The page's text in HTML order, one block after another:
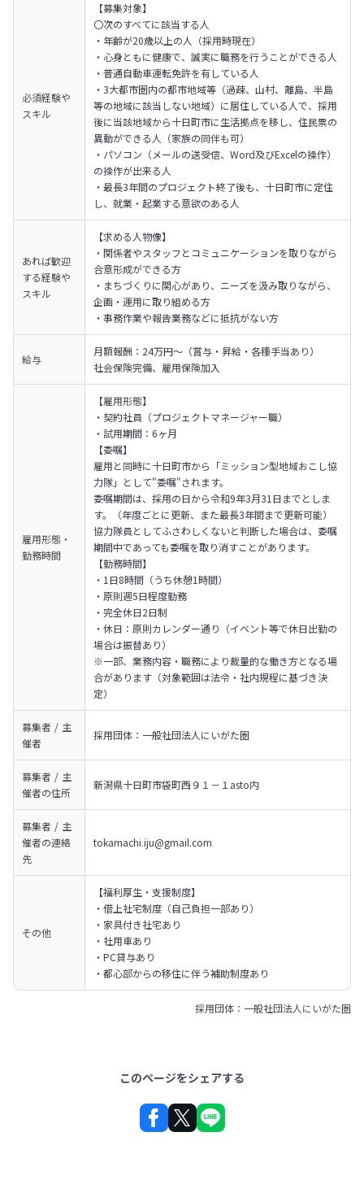
必須経験や
スキル
【募集対象】
〇次のすべてに該当する人
・年齢が20歳以上の人（採用時現在）
・心身ともに健康で、誠実に職務を行うことができる人
・普通自動車運転免許を有している人
・3大都市圏内の都市地域等（過疎、山村、離島、半島
等の地域に該当しない地域）に居住している人で、採用
後に当該地域から十日町市に生活拠点を移し、住民票の
異動ができる人（家族の同伴も可）
・パソコン（メールの送受信、Word及びExcelの操作）
の操作が出来る人
・最長3年間のプロジェクト終了後も、十日町市に定住
し、就業・起業する意欲のある人
あれば歓迎
する経験や
スキル
【求める人物像】
・関係者やスタッフとコミュニケーションを取りながら
合意形成ができる方
・まちづくりに関心があり、ニーズを汲み取りながら、
企画・運用に取り組める方
・事務作業や報告業務などに抵抗がない方
給与
月額報酬：24万円〜（賞与・昇給・各種手当あり）
社会保険完備、雇用保険加入
雇用形態・
勤務時間
【雇用形態】
・契約社員（プロジェクトマネージャー職）
・試用期間：6ヶ月
【委嘱】
雇用と同時に十日町市から「ミッション型地域おこし協
力隊」として"委嘱"されます。
委嘱期間は、採用の日から令和9年3月31日までとしま
す。（年度ごとに更新、また最長3年間まで更新可能）
協力隊員としてふさわしくないと判断した場合は、委嘱
期間中であっても委嘱を取り消すことがあります。
【勤務時間】
・1日8時間（うち休憩1時間）
・原則週5日程度勤務
・完全休日2日制
・休日：原則カレンダー通り（イベント等で休日出勤の
場合は振替あり）
※一部、業務内容・職務により裁量的な働き方となる場
合があります（対象範囲は法令・社内規程に基づき決
定）
募集者 / 主
催者
採用団体：一般社団法人にいがた圏
募集者 / 主
催者の住所
新潟県十日町市袋町西９１－１asto内
募集者 / 主
催者の連絡
先
tokamachi.iju@gmail.com
その他
【福利厚生・支援制度】
・借上社宅制度（自己負担一部あり）
・家具付き社宅あり
・社用車あり
・PC貸与あり
・都心部からの移住に伴う補助制度あり
採用団体：一般社団法人にいがた圏
このページをシェアする